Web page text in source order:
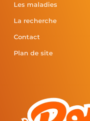
Les maladies
La recherche
Contact
Plan de site